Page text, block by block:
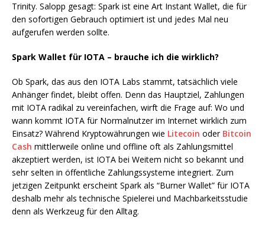
Trinity. Salopp gesagt: Spark ist eine Art Instant Wallet, die für
den sofortigen Gebrauch optimiert ist und jedes Mal neu
aufgerufen werden sollte.
Spark Wallet für IOTA – brauche ich die wirklich?
Ob Spark, das aus den IOTA Labs stammt, tatsächlich viele
Anhänger findet, bleibt offen. Denn das Hauptziel, Zahlungen
mit IOTA radikal zu vereinfachen, wirft die Frage auf: Wo und
wann kommt IOTA für Normalnutzer im Internet wirklich zum
Einsatz? Während Kryptowährungen wie Litecoin oder Bitcoin
Cash mittlerweile online und offline oft als Zahlungsmittel
akzeptiert werden, ist IOTA bei Weitem nicht so bekannt und
sehr selten in öffentliche Zahlungssysteme integriert. Zum
jetzigen Zeitpunkt erscheint Spark als “Burner Wallet” für IOTA
deshalb mehr als technische Spielerei und Machbarkeitsstudie
denn als Werkzeug für den Alltag.